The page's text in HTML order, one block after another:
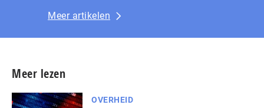
Meer artikelen
Meer lezen
OVERHEID